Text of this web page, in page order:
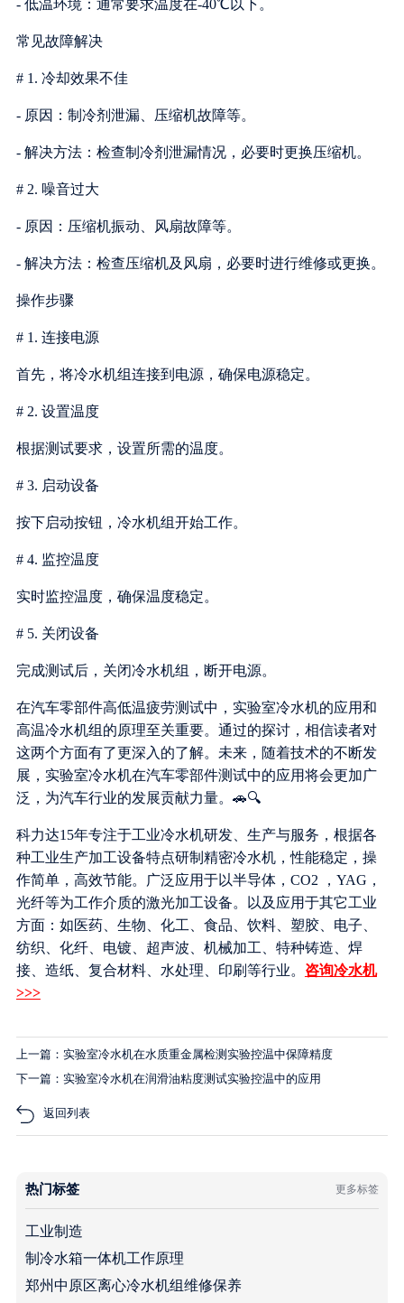
- 低温环境：通常要求温度在-40℃以下。
常见故障解决
# 1. 冷却效果不佳
- 原因：制冷剂泄漏、压缩机故障等。
- 解决方法：检查制冷剂泄漏情况，必要时更换压缩机。
# 2. 噪音过大
- 原因：压缩机振动、风扇故障等。
- 解决方法：检查压缩机及风扇，必要时进行维修或更换。
操作步骤
# 1. 连接电源
首先，将冷水机组连接到电源，确保电源稳定。
# 2. 设置温度
根据测试要求，设置所需的温度。
# 3. 启动设备
按下启动按钮，冷水机组开始工作。
# 4. 监控温度
实时监控温度，确保温度稳定。
# 5. 关闭设备
完成测试后，关闭冷水机组，断开电源。
在汽车零部件高低温疲劳测试中，实验室冷水机的应用和
高温冷水机组的原理至关重要。通过的探讨，相信读者对
这两个方面有了更深入的了解。未来，随着技术的不断发
展，实验室冷水机在汽车零部件测试中的应用将会更加广
泛，为汽车行业的发展贡献力量。🚗🔍
科力达15年专注于工业冷水机研发、生产与服务，根据各
种工业生产加工设备特点研制精密冷水机，性能稳定，操
作简单，高效节能。广泛应用于以半导体，CO2 ，YAG，
光纤等为工作介质的激光加工设备。以及应用于其它工业
方面：如医药、生物、化工、食品、饮料、塑胶、电子、
纺织、化纤、电镀、超声波、机械加工、特种铸造、焊
接、造纸、复合材料、水处理、印刷等行业。 咨询冷水机
>>>
上一篇：实验室冷水机在水质重金属检测实验控温中保障精度
下一篇：实验室冷水机在润滑油粘度测试实验控温中的应用
返回列表
热门标签 更多标签
工业制造
制冷水箱一体机工作原理
郑州中原区离心冷水机组维修保养